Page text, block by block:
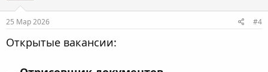
25 Мар 2026 #4
Открытые вакансии: